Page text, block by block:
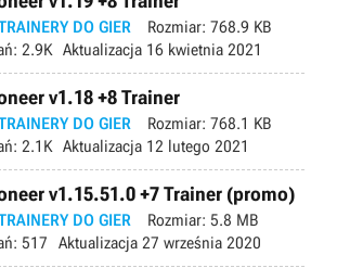
DO GIER Rozmiar: 768.9 KB
2.9K Aktualizacja 16 kwietnia 2021
v1.18 +8 Trainer
DO GIER Rozmiar: 768.1 KB
2.1K Aktualizacja 12 lutego 2021
v1.15.51.0 +7 Trainer (promo)
DO GIER Rozmiar: 5.8 MB
517 Aktualizacja 27 września 2020